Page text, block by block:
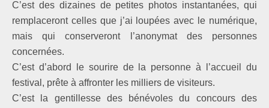
C’est des dizaines de petites photos instantanées, qui
remplaceront celles que j’ai loupées avec le numérique,
mais qui conserveront l’anonymat des personnes
concernées.
C’est d’abord le sourire de la personne à l’accueil du
festival, prête à affronter les milliers de visiteurs.
C’est la gentillesse des bénévoles du concours des